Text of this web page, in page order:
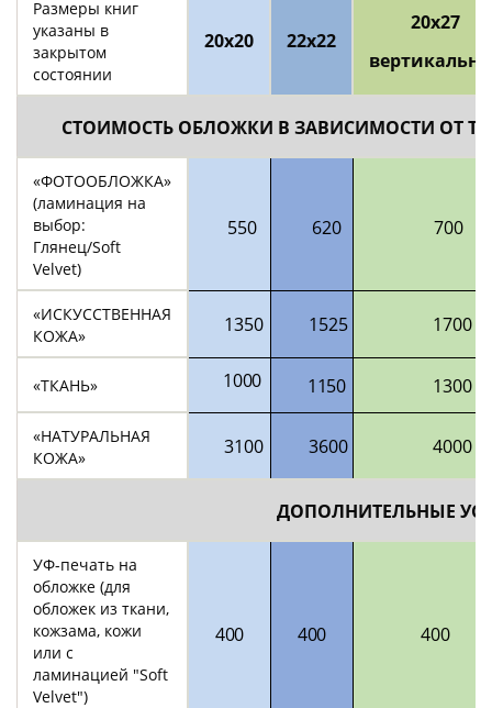
Размеры книг
указаны в
закрытом
состоянии
20х20 22х22
20х27
СТОИМОСТЬ ОБЛОЖКИ В ЗАВИСИМОСТИ ОТ
«ФОТООБЛОЖКА»
(ламинация на
выбор:
Глянец/Soft
Velvet)
550 620 700
«ИСКУССТВЕННАЯ
КОЖА»
1350 1525 1700
«ТКАНЬ» 1000 1150 1300
«НАТУРАЛЬНАЯ
КОЖА»
3100 3600 4000
ДОПОЛНИТЕЛЬНЫЕ
УФ-печать на
обложке (для
обложек из ткани,
кожзама, кожи
или с
ламинацией "Soft
Velvet")
400 400 400